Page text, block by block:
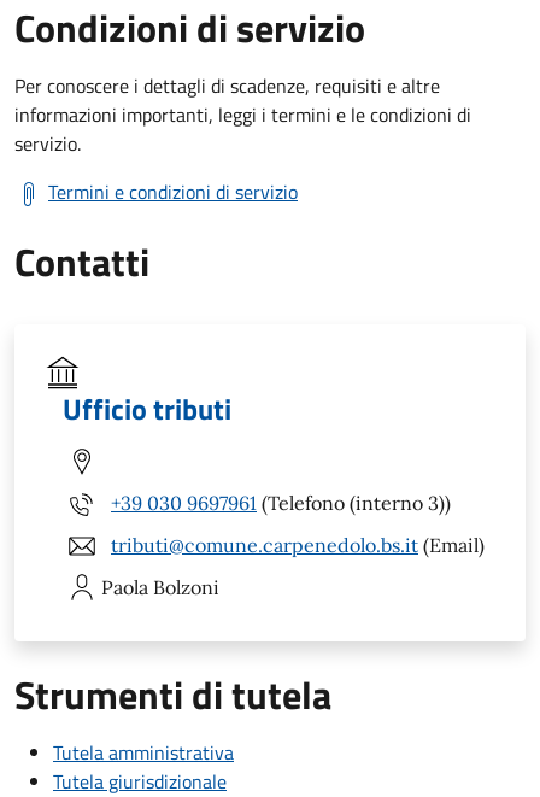
Condizioni di servizio
Per conoscere i dettagli di scadenze, requisiti e altre
informazioni importanti, leggi i termini e le condizioni di
servizio.
Termini e condizioni di servizio
Contatti
Ufficio tributi
+39 030 9697961 (Telefono (interno 3))
tributi@comune.carpenedolo.bs.it (Email)
Paola Bolzoni
Strumenti di tutela
Tutela amministrativa
Tutela giurisdizionale